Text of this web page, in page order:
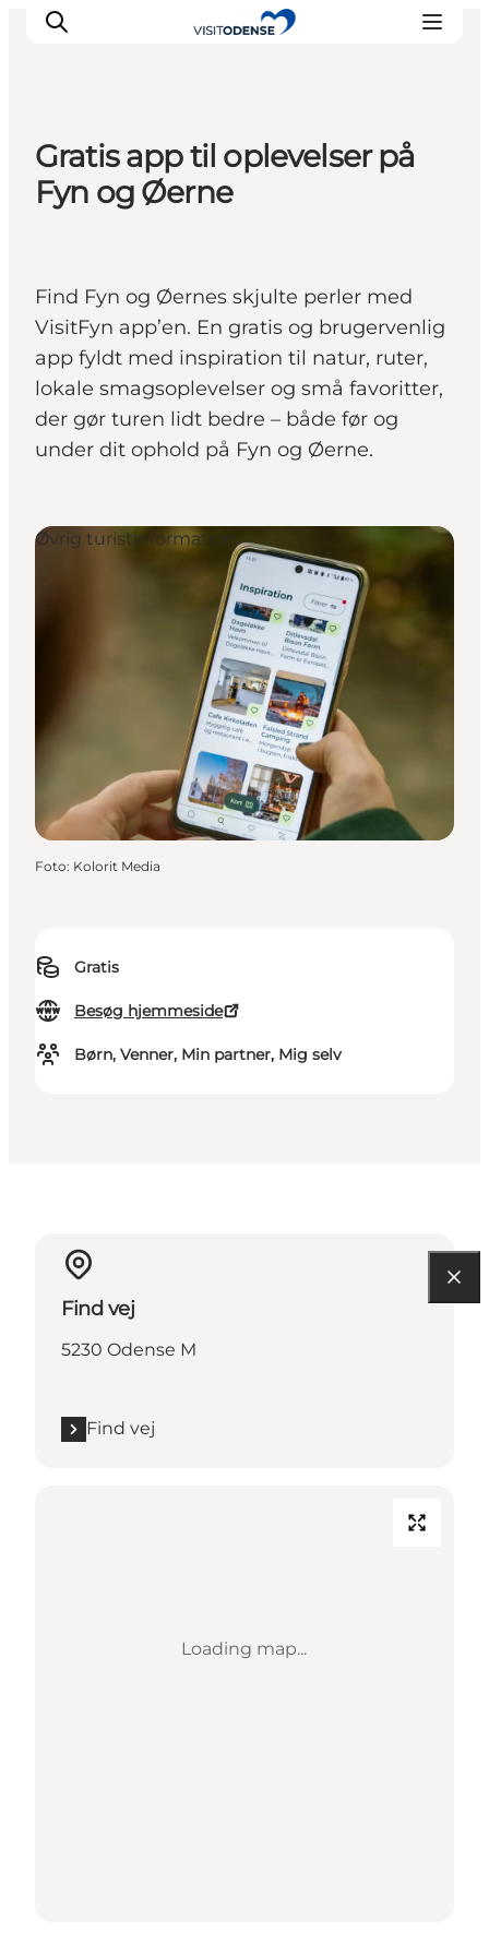
Oplev Odense
Det sker i Odense
Gratis app til oplevelser på
Fyn og Øerne
Find Fyn og Øernes skjulte perler med
VisitFyn app’en. En gratis og brugervenlig
app fyldt med inspiration til natur, ruter,
lokale smagsoplevelser og små favoritter,
der gør turen lidt bedre – både før og
under dit ophold på Fyn og Øerne.
Gratis
Besøg hjemmeside
Børn, Venner, Min partner, Mig selv
Øvrig turistinformation
Foto: Kolorit Media
Find vej
5230 Odense M
Find vej
Loading map...